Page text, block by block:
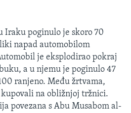
Iraku poginulo je skoro 70
napad automobilom
je eksplodirao pokraj
a u njemu je poginulo 47
ranjeno. Među žrtvama,
na obližnjoj tržnici.
povezana s Abu Musabom al-